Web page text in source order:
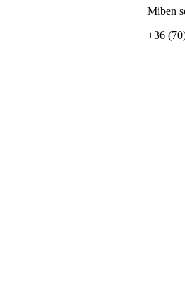
Miben
+36